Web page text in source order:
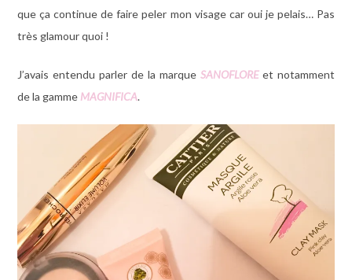
que ça continue de faire peler mon visage car oui je pelais… Pas
très glamour quoi !
J’avais entendu parler de la marqueSANOFLOREet notamment
de la gamme MAGNIFICA.